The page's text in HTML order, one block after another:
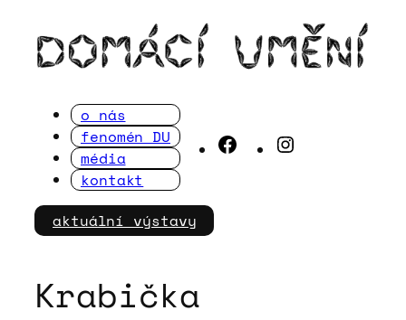
obsah
o nás
fenomén DU
média
kontakt
Facebook
aktuální výstavy
Krabička